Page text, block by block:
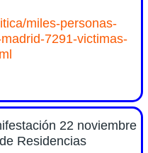
miles-personas-
7291-victimas-
medios de la manifestación de
22 noviembre
Residencias